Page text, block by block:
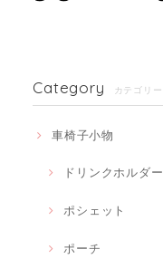
Category カテゴリー
車椅子小物
ドリンクホルダー
ポシェット
ポーチ